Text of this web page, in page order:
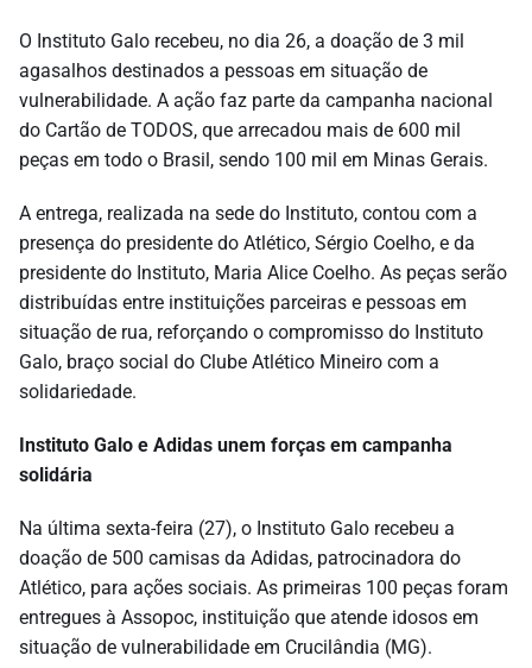
O Instituto Galo recebeu, no dia 26, a doação de 3 mil
agasalhos destinados a pessoas em situação de
vulnerabilidade. A ação faz parte da campanha nacional
do Cartão de TODOS, que arrecadou mais de 600 mil
peças em todo o Brasil, sendo 100 mil em Minas Gerais.
A entrega, realizada na sede do Instituto, contou com a
presença do presidente do Atlético, Sérgio Coelho, e da
presidente do Instituto, Maria Alice Coelho. As peças serão
distribuídas entre instituições parceiras e pessoas em
situação de rua, reforçando o compromisso do Instituto
Galo, braço social do Clube Atlético Mineiro com a
solidariedade.
Instituto Galo e Adidas unem forças em campanha
solidária
Na última sexta-feira (27), o Instituto Galo recebeu a
doação de 500 camisas da Adidas, patrocinadora do
Atlético, para ações sociais. As primeiras 100 peças foram
entregues à Assopoc, instituição que atende idosos em
situação de vulnerabilidade em Crucilândia (MG).